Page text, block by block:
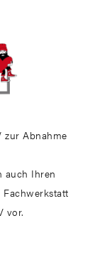
zur Abnahme
auch Ihren
vor.